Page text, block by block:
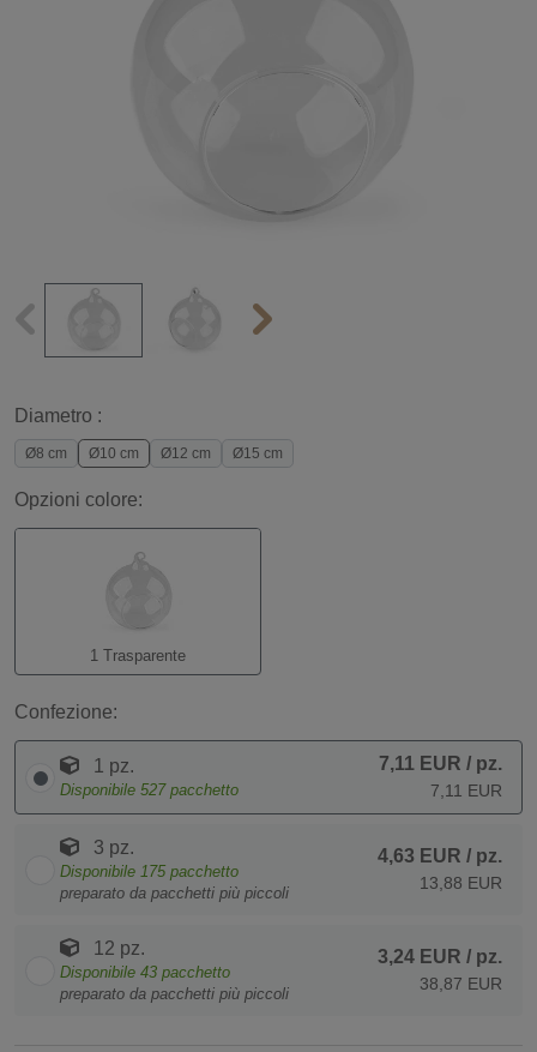
Diametro :
Ø8 cm Ø10 cm Ø12 cm Ø15 cm
Opzioni colore:
1 Trasparente
Confezione:
1 pz.
Disponibile 527 pacchetto
7,11 EUR / pz.
7,11 EUR
3 pz.
Disponibile 175 pacchetto
preparato da pacchetti più piccoli
4,63 EUR / pz.
13,88 EUR
12 pz.
Disponibile 43 pacchetto
preparato da pacchetti più piccoli
3,24 EUR / pz.
38,87 EUR